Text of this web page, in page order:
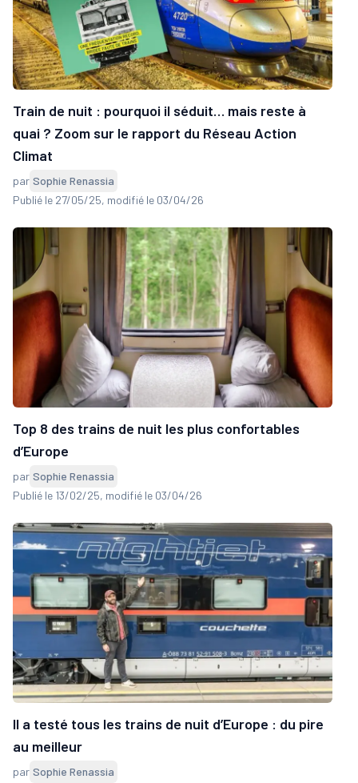
Train de nuit : pourquoi il séduit… mais reste à
quai ? Zoom sur le rapport du Réseau Action
Climat
par Sophie Renassia
Publié le 27/05/25, modifié le 03/04/26
Top 8 des trains de nuit les plus confortables
d’Europe
par Sophie Renassia
Publié le 13/02/25, modifié le 03/04/26
Il a testé tous les trains de nuit d’Europe : du pire
au meilleur
par Sophie Renassia